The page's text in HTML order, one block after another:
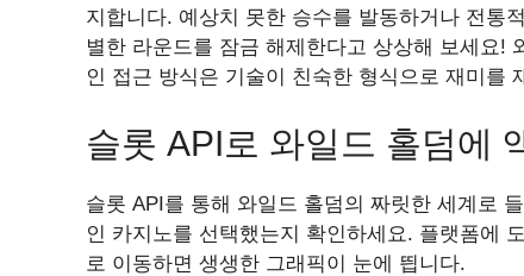
지합니다. 예상치 못한 승수를 발동하거나 전통
별한 라운드를 잠금 해제한다고 상상해 보세요!
인 접근 방식은 기술이 친숙한 형식으로 재미를
슬롯 API로 와일드 홀덤에
슬롯 API를 통해 와일드 홀덤의 짜릿한 세계로
인 카지노를 선택했는지 확인하세요. 플랫폼에
로 이동하면 생생한 그래픽이 눈에 띕니다.